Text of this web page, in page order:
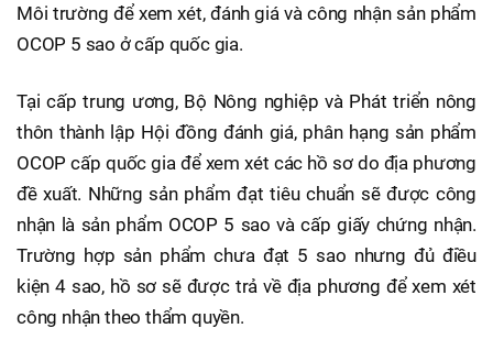
Môi trường để xem xét, đánh giá và công nhận sản phẩm
OCOP 5 sao ở cấp quốc gia.
Tại cấp trung ương, Bộ Nông nghiệp và Phát triển nông
thôn thành lập Hội đồng đánh giá, phân hạng sản phẩm
OCOP cấp quốc gia để xem xét các hồ sơ do địa phương
đề xuất. Những sản phẩm đạt tiêu chuẩn sẽ được công
nhận là sản phẩm OCOP 5 sao và cấp giấy chứng nhận.
Trường hợp sản phẩm chưa đạt 5 sao nhưng đủ điều
kiện 4 sao, hồ sơ sẽ được trả về địa phương để xem xét
công nhận theo thẩm quyền.